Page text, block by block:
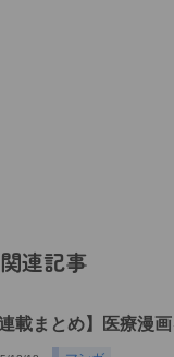
連記事
連載まとめ】医療漫